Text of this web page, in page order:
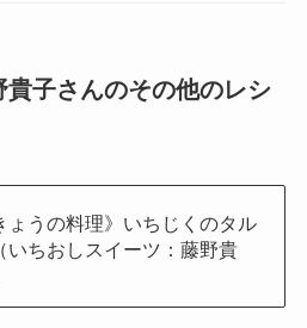
貴子さんのその他のレシ
ょうの料理》いちじくのタル
いちおしスイーツ：藤野貴